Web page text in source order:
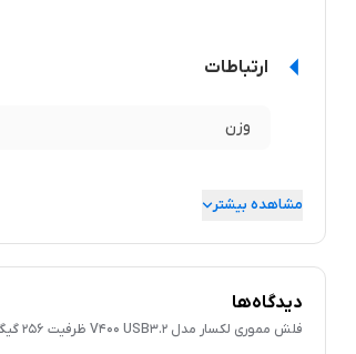
ارتباطات
وزن
مشاهده بیشتر
دیدگاه‌ها
فلش مموری لکسار مدل V400 USB3.2 ظرفیت 256 گیگابایت